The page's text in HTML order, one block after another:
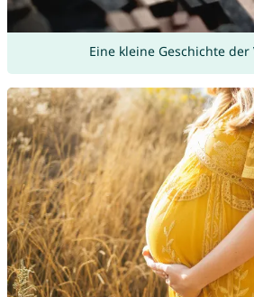
Eine kleine Geschichte der